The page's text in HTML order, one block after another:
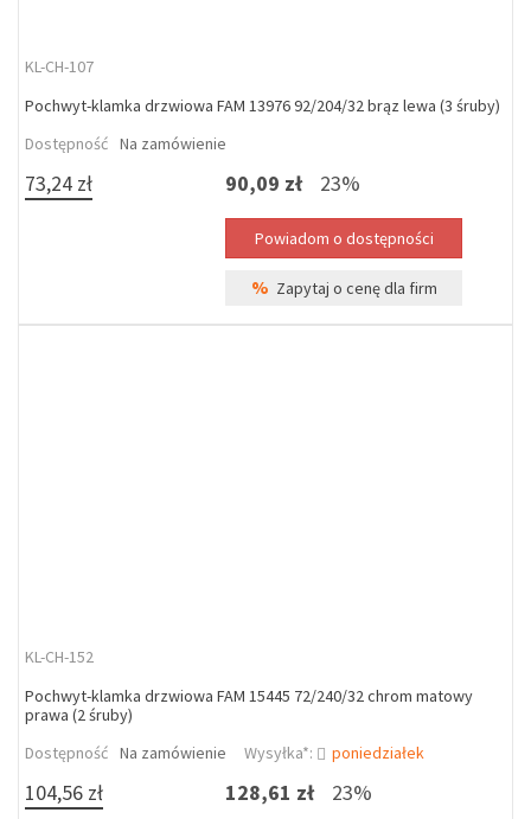
KL-CH-107
Pochwyt-klamka drzwiowa FAM 13976 92/204/32 brąz lewa (3 śruby)
Dostępność Na zamówienie
73,24 zł 90,09 zł 23%
% Zapytaj o cenę dla firm
KL-CH-152
Pochwyt-klamka drzwiowa FAM 15445 72/240/32 chrom matowy
prawa (2 śruby)
Dostępność Na zamówienie Wysyłka*: poniedziałek
104,56 zł 128,61 zł 23%